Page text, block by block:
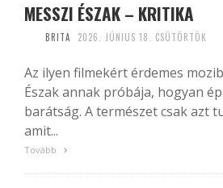
MESSZI ÉSZAK – KRITIKA
BRITA 2026. JÚNIUS 18. CSÜTÖRTÖK
Az ilyen filmekért érdemes
Észak annak próbája, hogyan
barátság. A természet csak azt
amit...
Tovább